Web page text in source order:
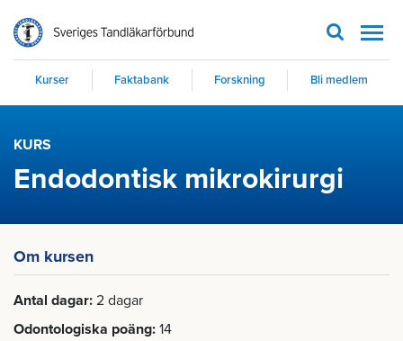
Kurser Faktabank Forskning Bli medlem
KURS
Endodontisk mikrokirurgi
Om kursen
Antal dagar 2 dagar
Odontologiska poäng 14